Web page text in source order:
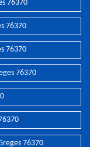
76370
76370
76370
76370
76370